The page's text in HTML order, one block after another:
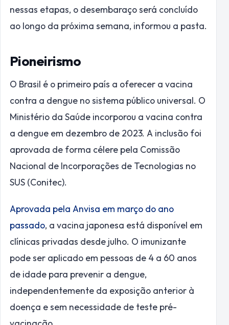
nessas etapas, o desembaraço será concluído
ao longo da próxima semana, informou a pasta.
Pioneirismo
O Brasil é o primeiro país a oferecer a vacina
contra a dengue no sistema público universal. O
Ministério da Saúde incorporou a vacina contra
a dengue em dezembro de 2023. A inclusão foi
aprovada de forma célere pela Comissão
Nacional de Incorporações de Tecnologias no
SUS (Conitec).
Aprovada pela Anvisa em março do ano
passado, a vacina japonesa está disponível em
clínicas privadas desde julho. O imunizante
pode ser aplicado em pessoas de 4 a 60 anos
de idade para prevenir a dengue,
independentemente da exposição anterior à
doença e sem necessidade de teste pré-